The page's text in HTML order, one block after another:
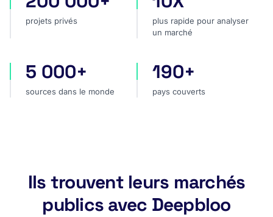
projets privés
plus rapide pour analyser
un marché
sources dans le monde
5 000+
sources dans le monde
pays couverts
190+
pays couverts
Ils trouvent leurs marchés
publics avec Deepbloo